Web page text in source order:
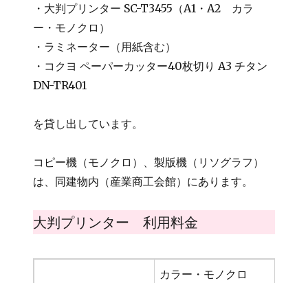
・大判プリンター SC-T3455（A1・A2 カラ
ー・モノクロ）
・ラミネーター（用紙含む）
・コクヨ ペーパーカッター40枚切り A3 チタン
DN-TR401
を貸し出しています。
コピー機（モノクロ）、製版機（リソグラフ）
は、同建物内（産業商工会館）にあります。
大判プリンター 利用料金
カラー・モノクロ